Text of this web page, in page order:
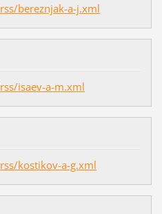
bereznjak-a-j.xml
isaev-a-m.xml
kostikov-a-g.xml